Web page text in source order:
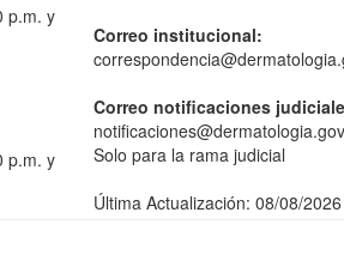
p.m. y
p.m. y
Correo institucional:
Correo notificaciones
Solo para la rama judicial
Última Actualización: 08/08/2026